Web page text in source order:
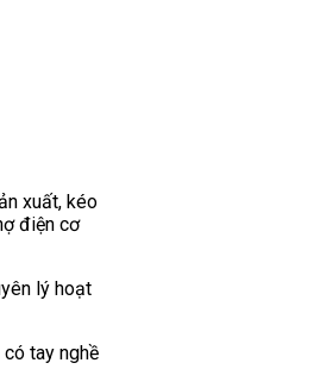
xuất, kéo
điện cơ
lý hoạt
tay nghề